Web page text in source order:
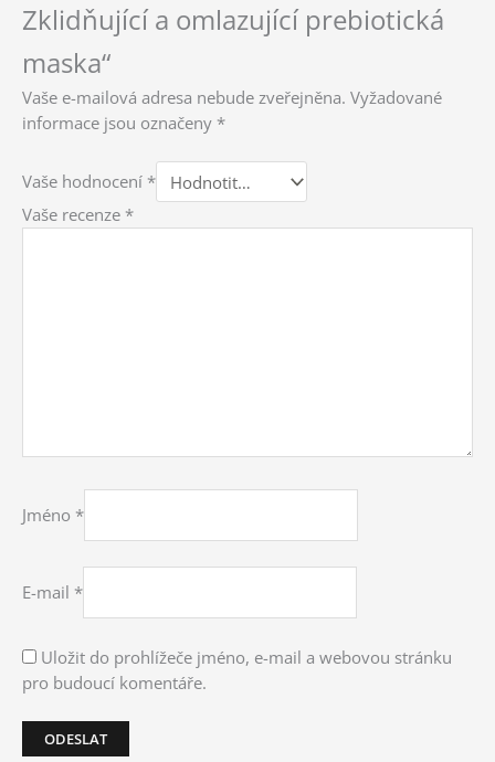
Zklidňující a omlazující prebiotická
maska“
Vaše e-mailová adresa nebude zveřejněna. Vyžadované
informace jsou označeny *
Vaše hodnocení *
Vaše recenze *
Jméno *
E-mail *
Uložit do prohlížeče jméno, e-mail a webovou stránku
pro budoucí komentáře.